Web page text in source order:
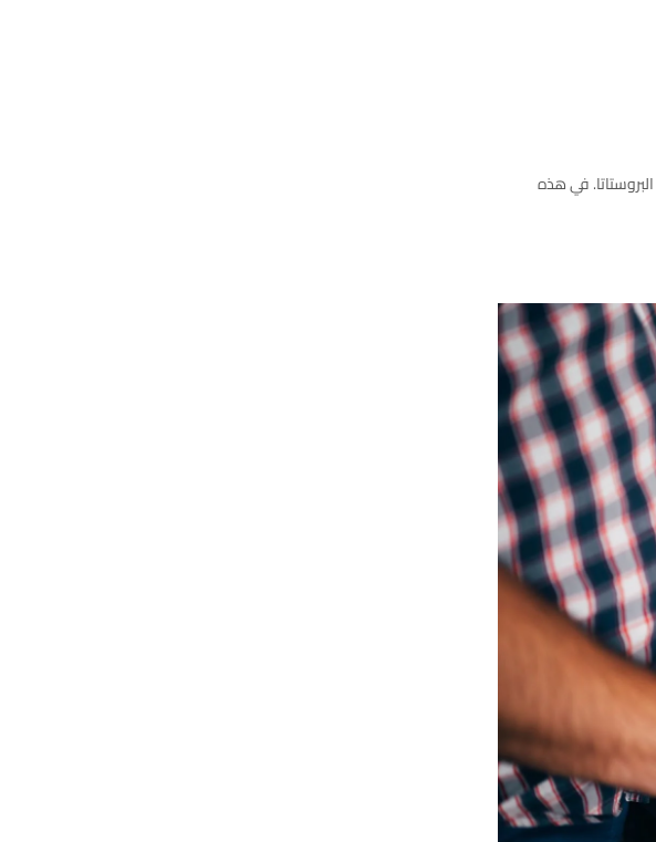
في هذه